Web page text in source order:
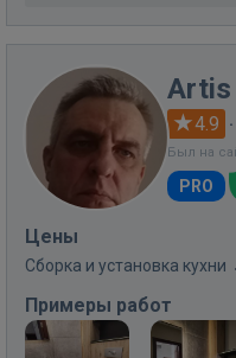
Artis
4.9 ·
Был на
PRO
Цены
Сборка и установка кухни
Примеры работ